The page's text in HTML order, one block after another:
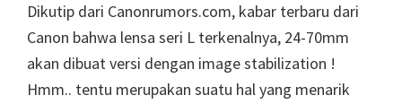
Dikutip dari Canonrumors.com, kabar terbaru dari
Canon bahwa lensa seri L terkenalnya, 24-70mm
akan dibuat versi dengan image stabilization !
Hmm.. tentu merupakan suatu hal yang menarik